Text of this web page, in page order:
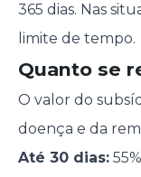
365 dias. Nas
limite de tempo.
Quanto se
O valor do
doença e da
Até 30 dias: